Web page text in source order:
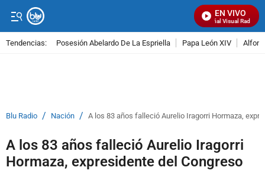
EN VIVO
Señal Visual Radio
Tendencias: Posesión Abelardo De La Espriella Papa León XIV
Blu Radio / Nación / A los 83 años falleció Aurelio Iragorri Hormaza,
A los 83 años falleció Aurelio Iragorri
Hormaza, expresidente del Congreso